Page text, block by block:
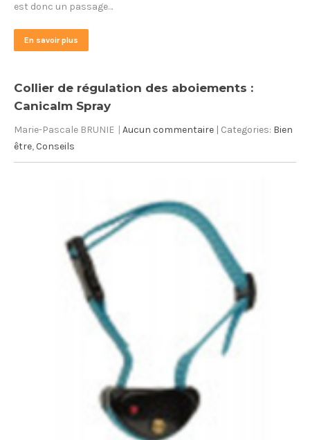
est donc un passage…
En savoir plus
Collier de régulation des aboiements :
Canicalm Spray
Marie-Pascale BRUNIE | Aucun commentaire | Categories: Bien
être, Conseils